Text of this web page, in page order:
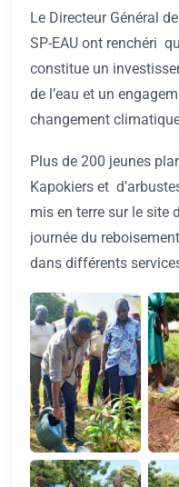
Le Directeur Général
SP-EAU ont renchéri
constitue un
de l’eau et un
changement
Plus de 200 jeunes
Kapokiers et
mis en terre sur le site
journée du
dans différents